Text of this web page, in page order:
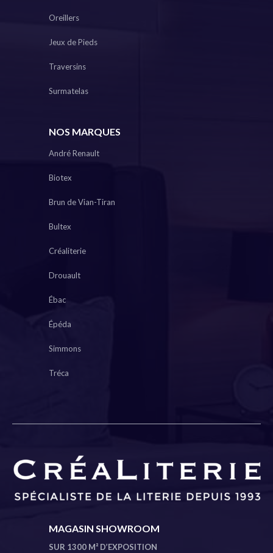
Oreillers
Jeux de Pieds
Traversins
Surmatelas
NOS MARQUES
André Renault
Biotex
Brun de Vian-Tiran
Bultex
Créaliterie
Drouault
Ébac
Épéda
Simmons
Tréca
MAGASIN SHOWROOM
SUR 1300 M² D’EXPOSITION